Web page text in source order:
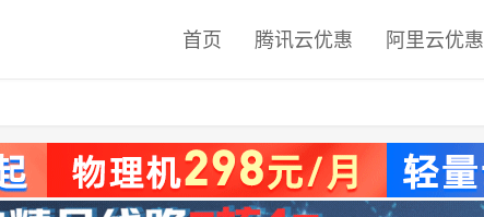
首页 腾讯云优惠 阿里云优惠